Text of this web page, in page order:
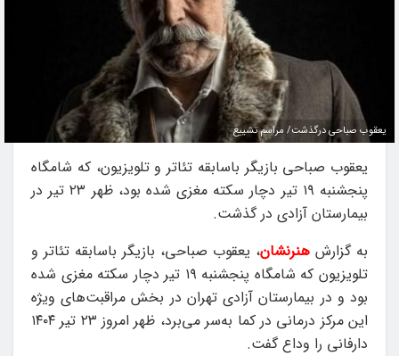
یعقوب صباحی درگذشت/ مراسم تشییع
یعقوب صباحی بازیگر باسابقه تئاتر و تلویزیون، که شامگاه
پنجشنبه ۱۹ تیر دچار سکته مغزی شده بود، ظهر ۲۳ تیر در
بیمارستان آزادی در گذشت.
به گزارش هنرنشان، یعقوب صباحی، بازیگر باسابقه تئاتر و
تلویزیون که شامگاه پنجشنبه ۱۹ تیر دچار سکته مغزی شده
بود و در بیمارستان آزادی تهران در بخش مراقبت‌های ویژه
این مرکز درمانی در کما به‌سر می‌برد، ظهر امروز ۲۳ تیر ۱۴۰۴
دارفانی را وداع گفت.